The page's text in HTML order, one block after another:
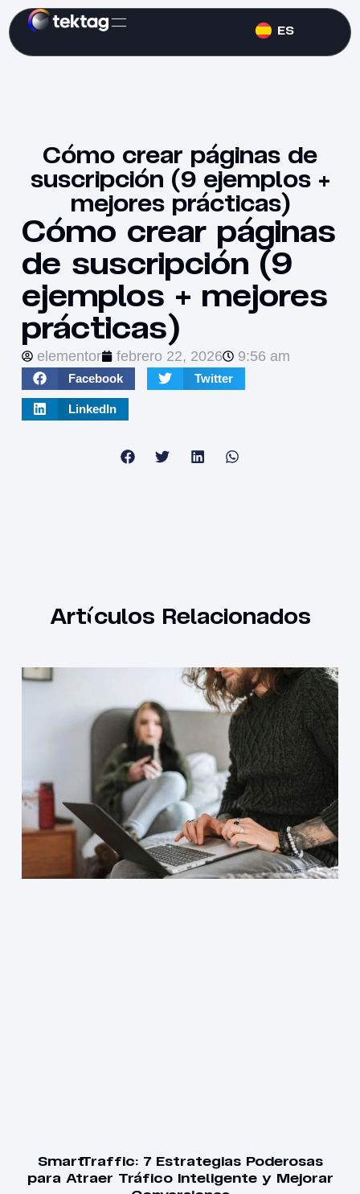
ES
Cómo crear páginas de
suscripción (9 ejemplos +
mejores prácticas)
Cómo crear páginas
de suscripción (9
ejemplos + mejores
prácticas)
elementor febrero 22, 2026 9:56 am
Facebook Twitter
LinkedIn
Artículos Relacionados
SmartTraffic: 7 Estrategias Poderosas
para Atraer Tráfico Inteligente y Mejorar